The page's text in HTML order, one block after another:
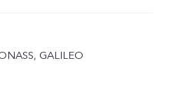
GALILEO